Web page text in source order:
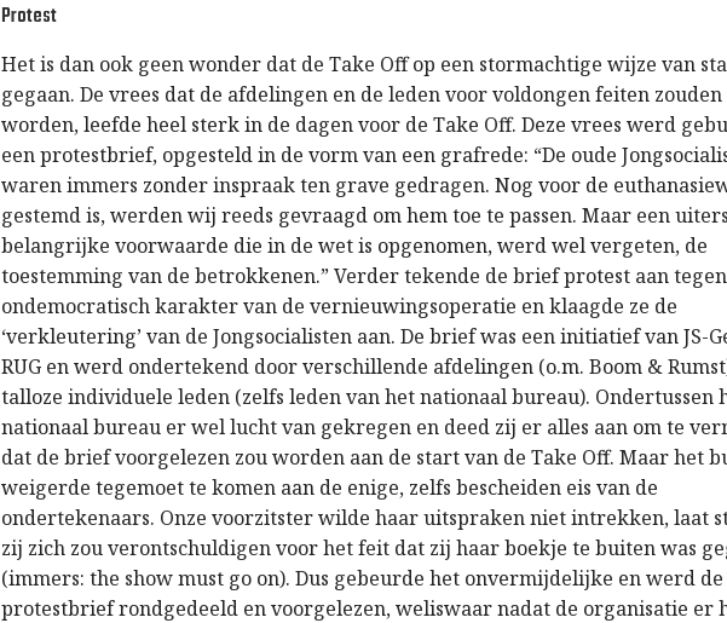
Protest
Het is dan ook geen wonder dat de Take Off op een stormachtige wijze van
gegaan. De vrees dat de afdelingen en de leden voor voldongen feiten
worden, leefde heel sterk in de dagen voor de Take Off. Deze vrees werd
een protestbrief, opgesteld in de vorm van een grafrede: “De oude
waren immers zonder inspraak ten grave gedragen. Nog voor de
gestemd is, werden wij reeds gevraagd om hem toe te passen. Maar een
belangrijke voorwaarde die in de wet is opgenomen, werd wel vergeten, de
toestemming van de betrokkenen.” Verder tekende de brief protest aan
ondemocratisch karakter van de vernieuwingsoperatie en klaagde ze de
‘verkleutering’ van de Jongsocialisten aan. De brief was een initiatief van JS-
RUG en werd ondertekend door verschillende afdelingen (o.m. Boom &
talloze individuele leden (zelfs leden van het nationaal bureau). Ondertussen
nationaal bureau er wel lucht van gekregen en deed zij er alles aan om te
dat de brief voorgelezen zou worden aan de start van de Take Off. Maar het
weigerde tegemoet te komen aan de enige, zelfs bescheiden eis van de
ondertekenaars. Onze voorzitster wilde haar uitspraken niet intrekken, laat
zij zich zou verontschuldigen voor het feit dat zij haar boekje te buiten was
(immers: the show must go on). Dus gebeurde het onvermijdelijke en werd de
protestbrief rondgedeeld en voorgelezen, weliswaar nadat de organisatie er